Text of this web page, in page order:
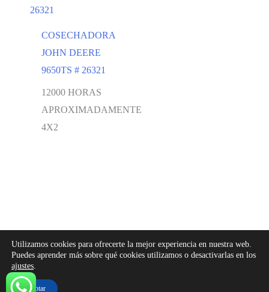
COSECHADORA
JOHN DEERE
9650TS # 26321
12000 HORAS
APROXIMADAMENTE
4X2
Desarrollado por Supra Net
Seguinos en Instagram
Utilizamos cookies para ofrecerte la mejor experiencia en nuestra web.
Puedes aprender más sobre qué cookies utilizamos o desactivarlas en los
ajustes.
Aceptar